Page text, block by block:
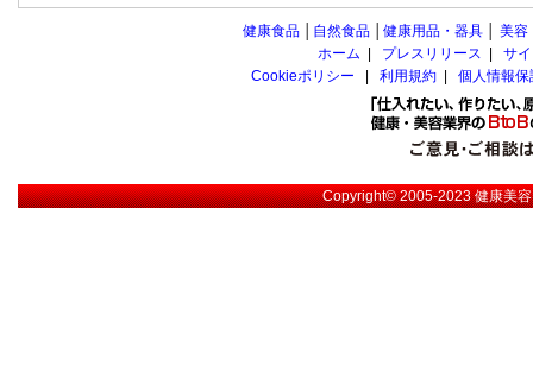
健康食品 自然食品 健康用品・器具 美容
ホーム
プレスリリース
サ
Cookieポリシー
利用規約 個人情報
Copyright© 2005-2023健康美